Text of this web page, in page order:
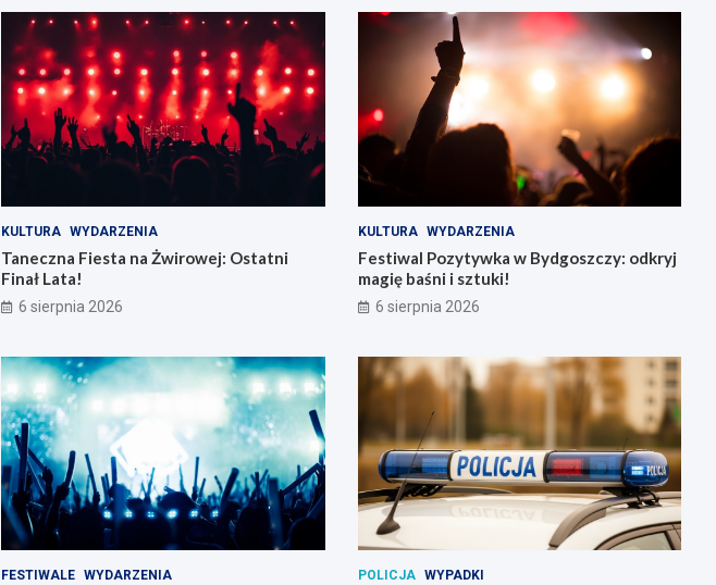
KULTURA WYDARZENIA
Taneczna Fiesta na Żwirowej: Ostatni
Finał Lata!
6 sierpnia 2026
KULTURA WYDARZENIA
Festiwal Pozytywka w Bydgoszczy: odkryj
magię baśni i sztuki!
6 sierpnia 2026
FESTIWALE WYDARZENIA POLICJA WYPADKI